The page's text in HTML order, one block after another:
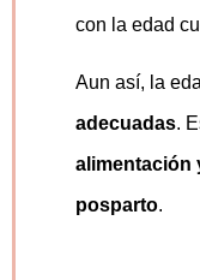
con la edad
Aun así, la
adecuadas.
alimentación
posparto.